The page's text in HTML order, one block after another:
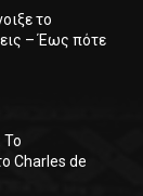
το
– Έως πότε
Το
Charles de